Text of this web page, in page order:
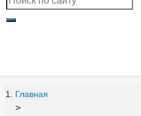
Главная
>